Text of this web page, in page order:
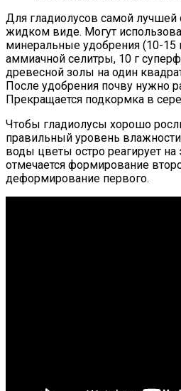
Для гладиолусов самой лучшей
жидком виде. Могут
минеральные удобрения (10-15
аммиачной селитры, 10 г
древесной золы на один
После удобрения почву нужно
Прекращается подкормка в
Чтобы гладиолусы хорошо
правильный уровень
воды цветы остро реагирует на
отмечается формирование
деформирование первого.